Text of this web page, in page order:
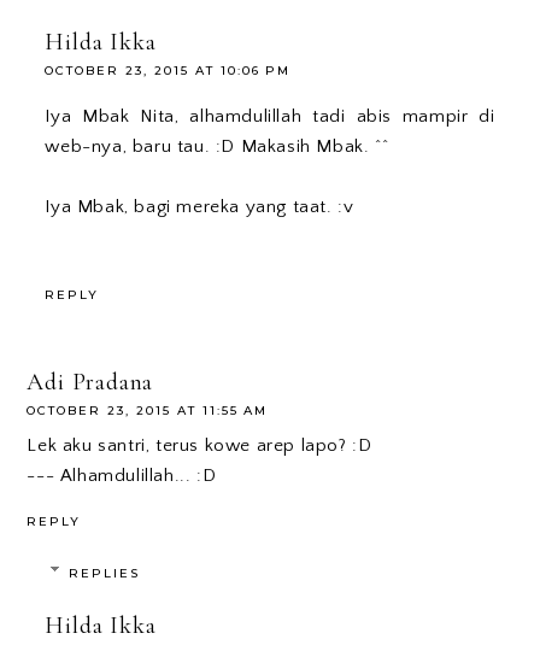
Hilda Ikka
OCTOBER 23, 2015 AT 10:06 PM
Iya Mbak Nita, alhamdulillah tadi abis mampir di
web-nya, baru tau. :D Makasih Mbak. ^^
Iya Mbak, bagi mereka yang taat. :v
REPLY
Adi Pradana
OCTOBER 23, 2015 AT 11:55 AM
Lek aku santri, terus kowe arep lapo? :D
--- Alhamdulillah... :D
REPLY
REPLIES
Hilda Ikka